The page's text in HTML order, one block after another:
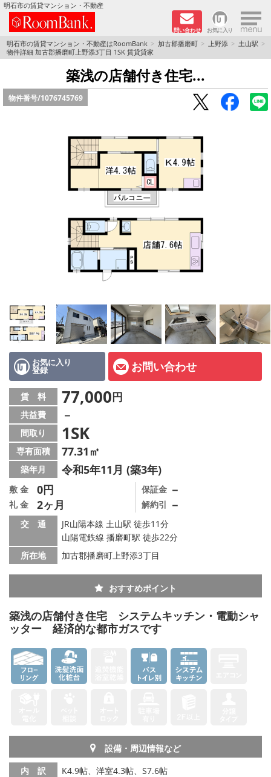
明石市の賃貸マンション・不動産
問い合わせ お気に入り ×
TOPページ
分譲マンションシリーズ
リノベーション物件
オートロック付き物件特集
路線·駅から探す
スタッフ紹介ページ
LINE公式アカウント
店舗情報·アクセス
会社概要
メールでお問い合わせ
明石市の賃貸マンション・不動産はRoomBank 加古郡播磨町 上野添
土山駅
物件詳細 加古郡播磨町上野添3丁目 1SK 賃貸貸家
築浅の店舗付き住宅...
物件番号/1076745769
お気に入り
登録 お問い合わせ
賃 料 77,000円
共益費 －
間取り 1SK
専有面積 77.31㎡
築年月 令和5年11月 (築3年)
敷 金 0円
礼 金 2ヶ月
保証金 －
解約引 －
交 通
JR山陽本線 土山駅 徒歩11分
山陽電鉄線 播磨町駅 徒歩22分
所在地
加古郡播磨町上野添3丁目
おすすめポイント
築浅の店舗付き住宅 システムキッチン・電動シャ
ッター 経済的な都市ガスです
設備・周辺情報など
内 訳
K4.9帖、洋室4.3帖、S7.6帖